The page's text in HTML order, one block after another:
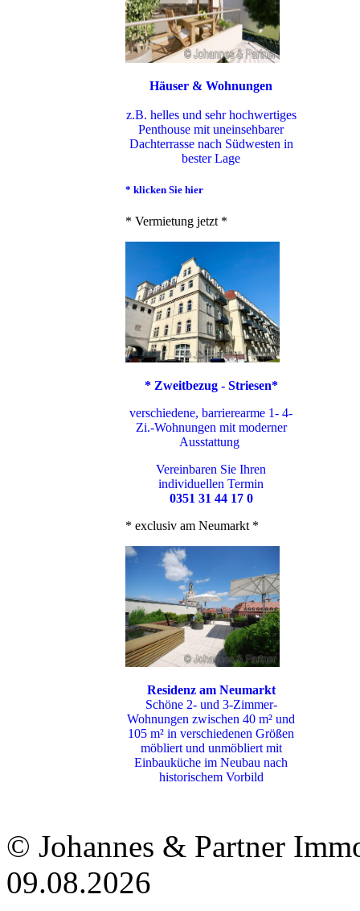
Häuser & Wohnungen
z.B. helles und sehr hochwertiges
Penthouse mit uneinsehbarer
Dachterrasse nach Südwesten in
bester Lage
* klicken Sie hier
* Vermietung jetzt *
* Zweitbezug - Striesen*
verschiedene, barrierearme 1- 4-
Zi.-Wohnungen mit moderner
Ausstattung
Vereinbaren Sie Ihren
individuellen Termin
0351 31 44 17 0
* exclusiv am Neumarkt *
Residenz am Neumarkt
Schöne 2- und 3-Zimmer-
Wohnungen zwischen 40 m² und
105 m² in verschiedenen Größen
möbliert und unmöbliert mit
Einbauküche im Neubau nach
historischem Vorbild
© Johannes & Partner
09.08.2026